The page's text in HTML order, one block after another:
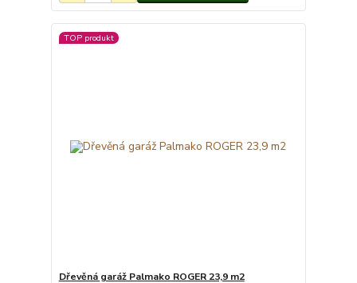
TOP produkt
Dřevěná garáž Palmako ROGER 23,9 m2